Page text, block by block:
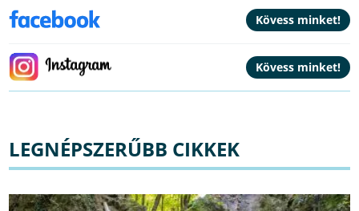
LEGNÉPSZERŰBB CIKKEK